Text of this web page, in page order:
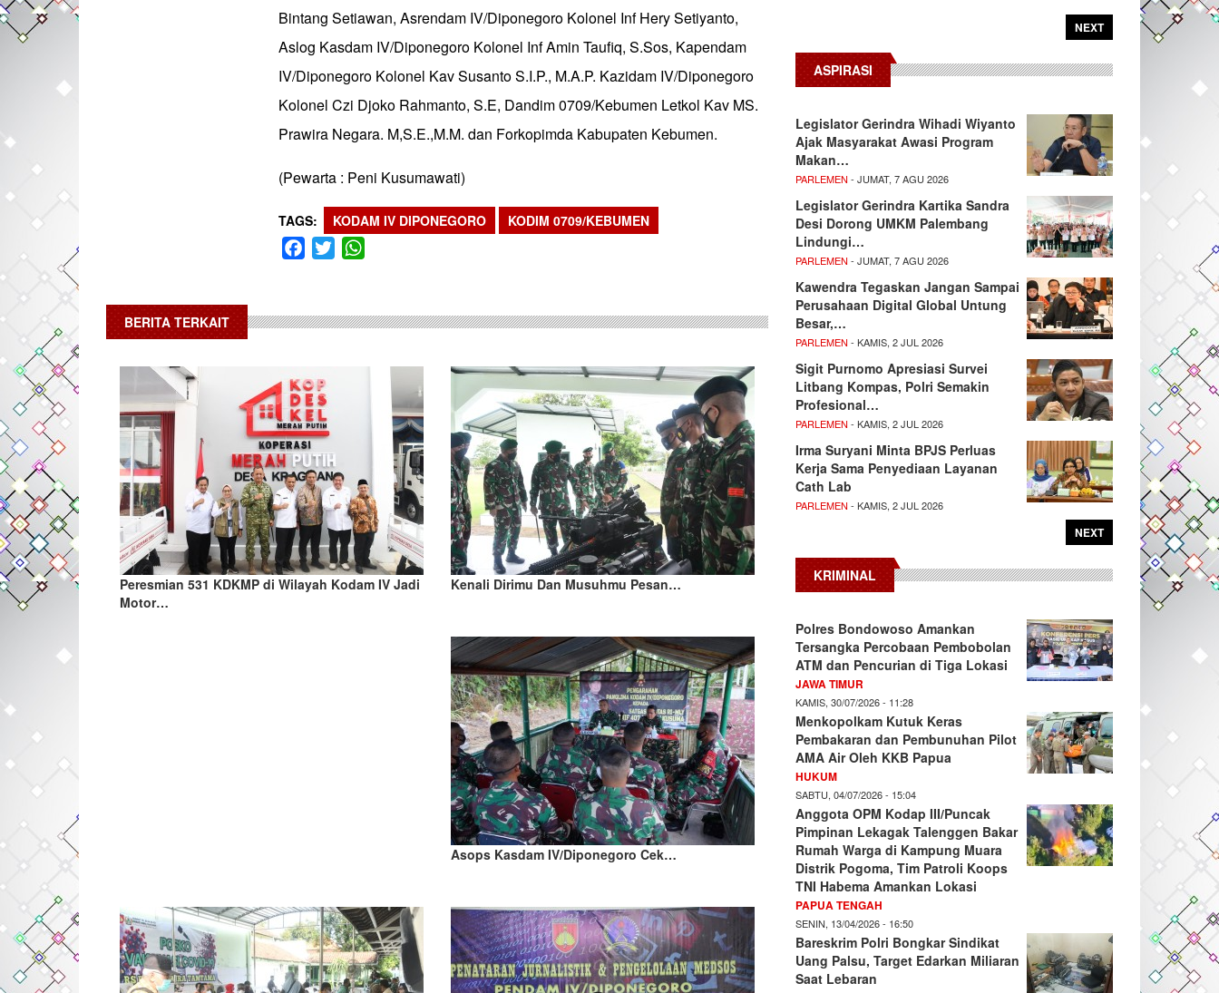
Bintang Setiawan, Asrendam IV/Diponegoro Kolonel Inf Hery Setiyanto,
Aslog Kasdam IV/Diponegoro Kolonel Inf Amin Taufiq, S.Sos, Kapendam
IV/Diponegoro Kolonel Kav Susanto S.I.P., M.A.P. Kazidam IV/Diponegoro
Kolonel Czi Djoko Rahmanto, S.E, Dandim 0709/Kebumen Letkol Kav MS.
Prawira Negara. M,S.E.,M.M. dan Forkopimda Kabupaten Kebumen.
(Pewarta : Peni Kusumawati)
TAGS KODAM IV DIPONEGORO KODIM 0709/KEBUMEN
Facebook
Twitter
BERITA TERKAIT
Peresmian 531 KDKMP di Wilayah Kodam IV Jadi
Motor…
Kenali Dirimu Dan Musuhmu Pesan…
Asops Kasdam IV/Diponegoro Cek…
NEXT
ASPIRASI
Legislator Gerindra Wihadi Wiyanto
Ajak Masyarakat Awasi Program
Makan…
PARLEMEN - JUMAT, 7 AGU 2026
Legislator Gerindra Kartika Sandra
Desi Dorong UMKM Palembang
Lindungi…
PARLEMEN - JUMAT, 7 AGU 2026
Kawendra Tegaskan Jangan Sampai
Perusahaan Digital Global Untung
Besar,…
PARLEMEN - KAMIS, 2 JUL 2026
Sigit Purnomo Apresiasi Survei
Litbang Kompas, Polri Semakin
Profesional…
PARLEMEN - KAMIS, 2 JUL 2026
Irma Suryani Minta BPJS Perluas
Kerja Sama Penyediaan Layanan
Cath Lab
PARLEMEN - KAMIS, 2 JUL 2026
NEXT
KRIMINAL
Polres Bondowoso Amankan
Tersangka Percobaan Pembobolan
ATM dan Pencurian di Tiga Lokasi
JAWA TIMUR
KAMIS, 30/07/2026 - 11:28
Menkopolkam Kutuk Keras
Pembakaran dan Pembunuhan Pilot
AMA Air Oleh KKB Papua
HUKUM
SABTU, 04/07/2026 - 15:04
Anggota OPM Kodap III/Puncak
Pimpinan Lekagak Talenggen Bakar
Rumah Warga di Kampung Muara
Distrik Pogoma, Tim Patroli Koops
TNI Habema Amankan Lokasi
PAPUA TENGAH
SENIN, 13/04/2026 - 16:50
Bareskrim Polri Bongkar Sindikat
Uang Palsu, Target Edarkan Miliaran
Saat Lebaran